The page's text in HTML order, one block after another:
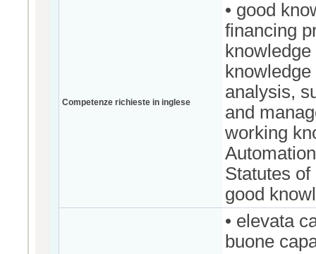
Competenze richieste in inglese
• good
financing
analysis,
and
working
Statutes
good
• elevata
buone